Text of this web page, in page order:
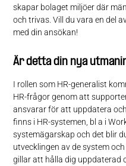
skapar bolaget miljöer där
och trivas. Vill du vara en del
med din ansökan!
Är detta din nya
I rollen som HR-generalist
HR-frågor genom att
ansvarar för att uppdatera
finns i HR-systemen, bl a i
systemägarskap och det blir
utvecklingen av de system
gillar att hålla dig uppdaterad